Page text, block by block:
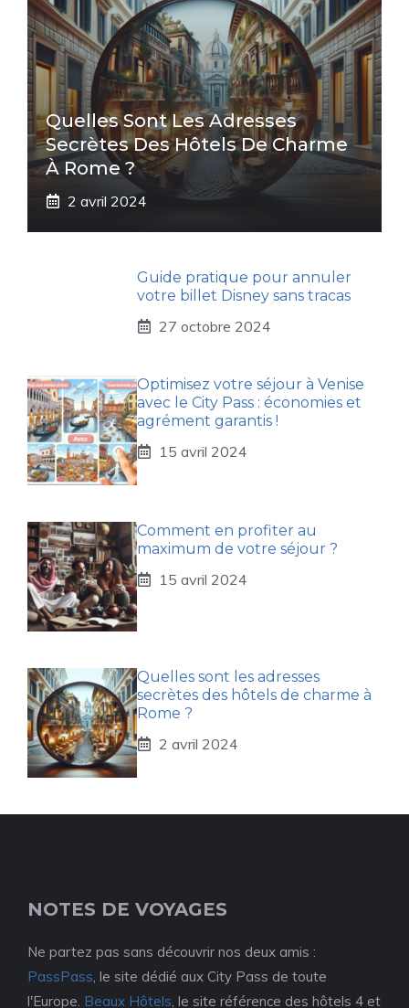
Quelles Sont Les Adresses
Secrètes Des Hôtels De Charme
À Rome ?
2 avril 2024
Guide pratique pour annuler
votre billet Disney sans tracas
27 octobre 2024
Optimisez votre séjour à Venise
avec le City Pass : économies et
agrément garantis !
15 avril 2024
Comment en profiter au
maximum de votre séjour ?
15 avril 2024
Quelles sont les adresses
secrètes des hôtels de charme à
Rome ?
2 avril 2024
NOTES DE VOYAGES
Ne partez pas sans découvrir nos deux amis :
PassPass , le site dédié aux City Pass de toute
l'Europe. Beaux Hôtels , le site référence des hôtels 4 et